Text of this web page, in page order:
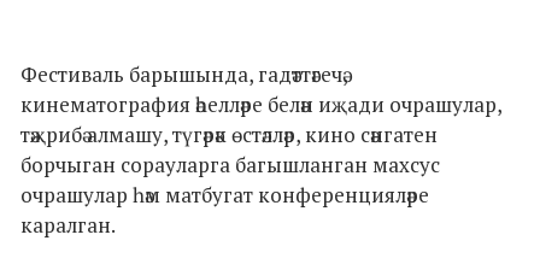
Фестиваль барышында, гадәттәгечә,
кинематография әһелләре белән иҗади очрашулар,
тәҗрибә алмашу, түгәрәк өстәлләр, кино сәнгатен
борчыган сорауларга багышланган махсус
очрашулар һәм матбугат конференцияләре
каралган.